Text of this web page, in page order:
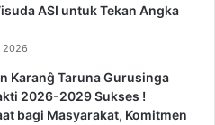
ASI untuk Tekan Angka
2026
Karanĝ Taruna Gurusinga
2026-2029 Sukses !
bagi Masyarakat, Komitmen